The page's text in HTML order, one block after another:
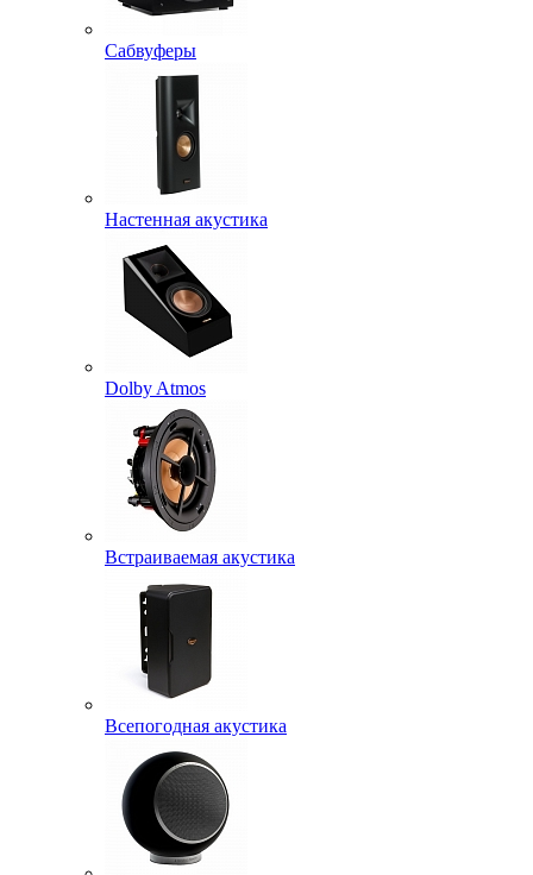
Сабвуферы
Настенная акустика
Dolby Atmos
Встраиваемая акустика
Всепогодная акустика